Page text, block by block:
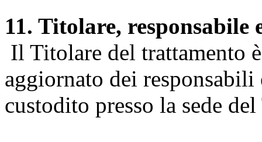
11. Titolare, responsabile
Il Titolare del trattamento
aggiornato dei
custodito presso la sede